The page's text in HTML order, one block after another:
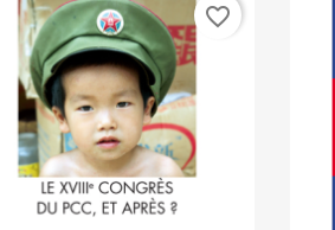
favorite_border